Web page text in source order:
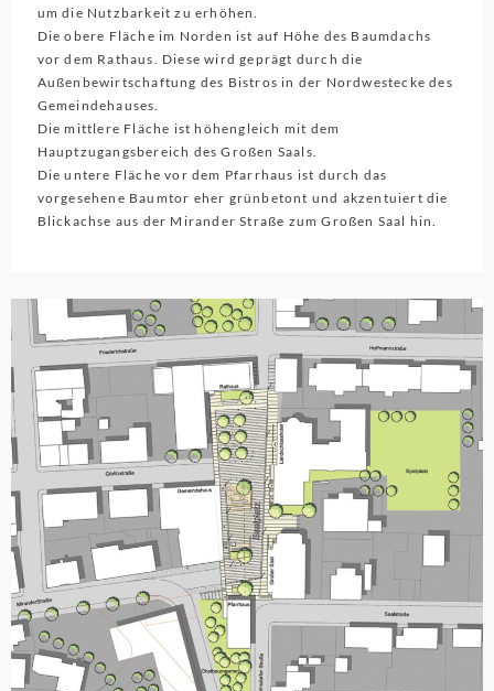
um die Nutzbarkeit zu erhöhen.
Die obere Fläche im Norden ist auf Höhe des Baumdachs
vor dem Rathaus. Diese wird geprägt durch die
Außenbewirtschaftung des Bistros in der Nordwestecke des
Gemeindehauses.
Die mittlere Fläche ist höhengleich mit dem
Hauptzugangsbereich des Großen Saals.
Die untere Fläche vor dem Pfarrhaus ist durch das
vorgesehene Baumtor eher grünbetont und akzentuiert die
Blickachse aus der Mirander Straße zum Großen Saal hin.